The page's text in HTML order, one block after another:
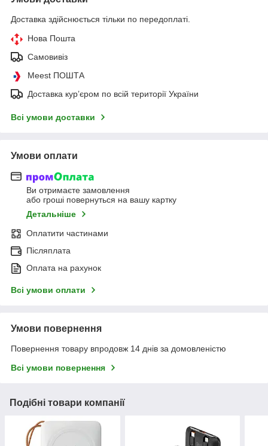
Доставка здійснюється тільки по передоплаті.
Нова Пошта
Самовивіз
Meest ПОШТА
Доставка кур’єром по всій території України
Всі умови доставки
Умови оплати
Ви отримаєте замовлення
або гроші повернуться на вашу картку
Детальніше
Оплатити частинами
Післяплата
Оплата на рахунок
Всі умови оплати
Умови повернення
Повернення товару впродовж 14 днів за домовленістю
Всі умови повернення
Подібні товари компанії